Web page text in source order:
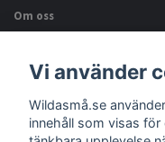
Om oss
Kundtjänst
Sociala medier
Vi använder
Wildasmå.se
innehåll som visas